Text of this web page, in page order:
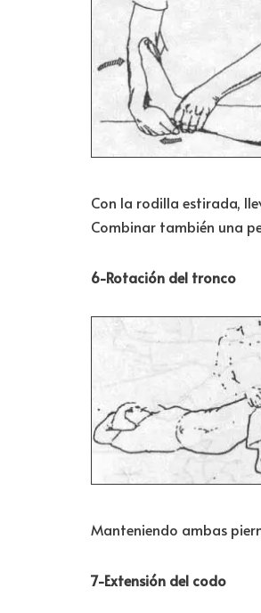
Con la rodilla estirada,
Combinar también una
6-Rotación del tronco
Manteniendo ambas
7-Extensión del codo